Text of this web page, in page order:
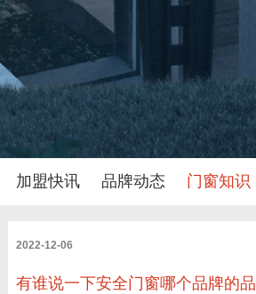
加盟快讯 品牌动态 门窗知识
2022-12-06
有谁说一下安全门窗哪个品牌的